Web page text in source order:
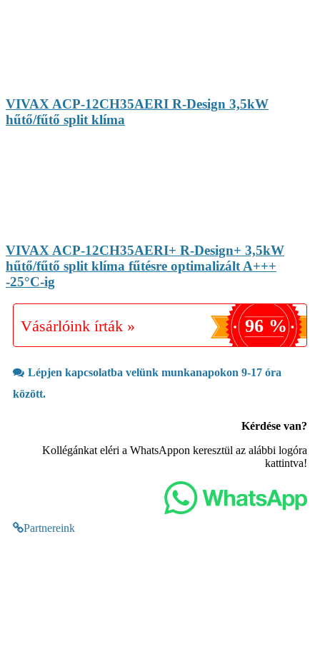
VIVAX ACP-12CH35AERI R-Design 3,5kW
hűtő/fűtő split klíma
VIVAX ACP-12CH35AERI+ R-Design+ 3,5kW
hűtő/fűtő split klíma fűtésre optimalizált A+++
-25°C-ig
Vásárlóink írták » 96 %
Lépjen kapcsolatba velünk munkanapokon 9-17 óra
között.
Kérdése van?
Kollégánkat eléri a WhatsAppon keresztül az alábbi logóra
kattintva!
Partnereink